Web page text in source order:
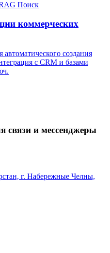
Поиск
коммерческих
автоматического создания
с CRM и базами
связи и мессенджеры
г. Набережные Челны,